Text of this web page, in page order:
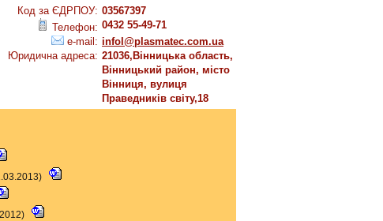
Код за ЄДРПОУ: 03567397
Телефон: 0432 55-49-71
e-mail: infol@plasmatec.com.ua
Юридична адреса: 21036,Вінницька область,
Вінницький район, місто
Вінниця, вулиця
Праведників світу,18